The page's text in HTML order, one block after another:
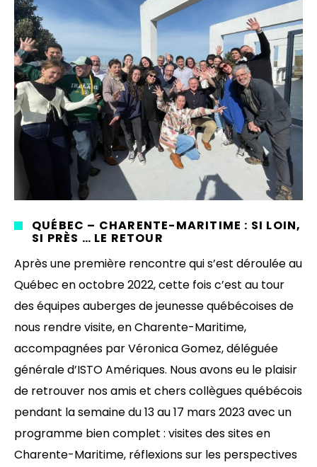
QUÉBEC – CHARENTE-MARITIME : SI LOIN,
SI PRÈS … LE RETOUR
Après une première rencontre qui s’est déroulée au
Québec en octobre 2022, cette fois c’est au tour
des équipes auberges de jeunesse québécoises de
nous rendre visite, en Charente-Maritime,
accompagnées par Véronica Gomez, déléguée
générale d’ISTO Amériques. Nous avons eu le plaisir
de retrouver nos amis et chers collègues québécois
pendant la semaine du 13 au 17 mars 2023 avec un
programme bien complet : visites des sites en
Charente-Maritime, réflexions sur les perspectives